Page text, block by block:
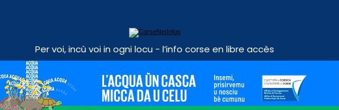
Per voi, incù voi in ogni locu - l’info corse en libre accès